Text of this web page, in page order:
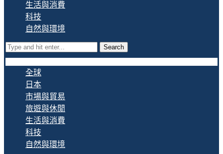
生活與消費
科技
自然與環境
Search
全球
日本
市場與貿易
旅遊與休閒
生活與消費
科技
自然與環境